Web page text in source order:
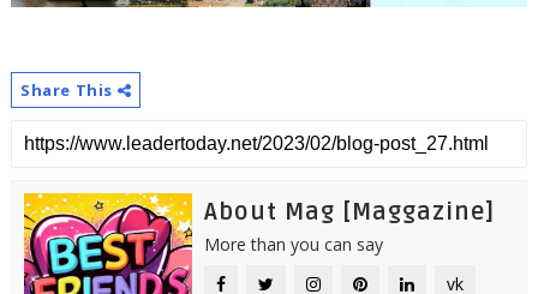
Share This
About Mag [Maggazine]
More than you can say
vk